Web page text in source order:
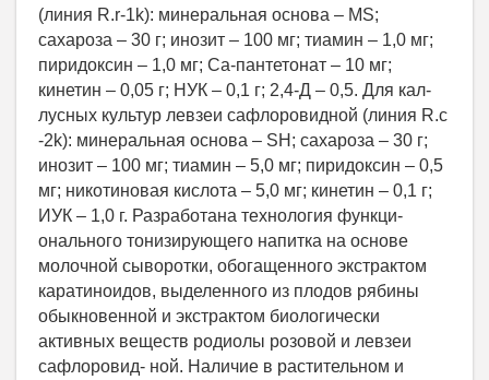
(линия R.r-1k): минеральная основа – MS;
сахароза – 30 г; инозит – 100 мг; тиамин – 1,0 мг;
пиридоксин – 1,0 мг; Са-пантетонат – 10 мг;
кинетин – 0,05 г; НУК – 0,1 г; 2,4-Д – 0,5. Для кал-
лусных культур левзеи сафлоровидной (линия R.c
-2k): минеральная основа – SH; сахароза – 30 г;
инозит – 100 мг; тиамин – 5,0 мг; пиридоксин – 0,5
мг; никотиновая кислота – 5,0 мг; кинетин – 0,1 г;
ИУК – 1,0 г. Разработана технология функци-
онального тонизирующего напитка на основе
молочной сыворотки, обогащенного экстрактом
каратиноидов, выделенного из плодов рябины
обыкновенной и экстрактом биологически
активных веществ родиолы розовой и левзеи
сафлоровид- ной. Наличие в растительном и